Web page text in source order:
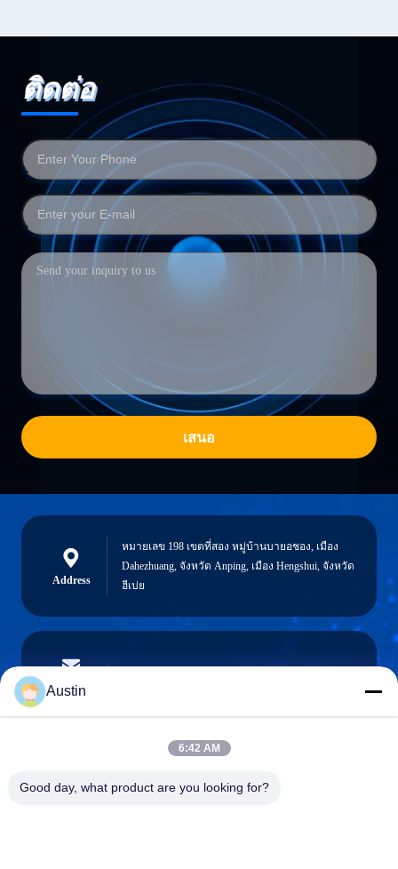
ติดต่อ
เสนอ
Address
หมายเลข 198 เขตที่สอง หมู่บ้านบายอชอง, เมือง
Dahezhuang, จังหวัด Anping, เมือง Hengshui, จังหวัด
ฮีเบ่ย
E-mail
Phone
Austin
6:42 AM
Good day, what product are you looking for?